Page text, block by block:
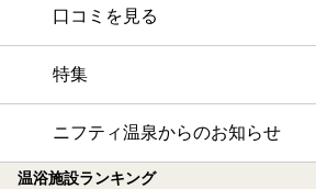
口コミを見る
特集
ニフティ温泉からのお知らせ
温浴施設ランキング